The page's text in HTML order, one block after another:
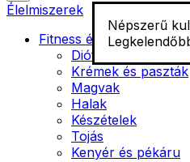
Népszerű
Élelmiszerek
Fitness élelmiszer
Diófélék
Krémek és paszták
Magvak
Halak
Készételek
Tojás
Kenyér és pékáru